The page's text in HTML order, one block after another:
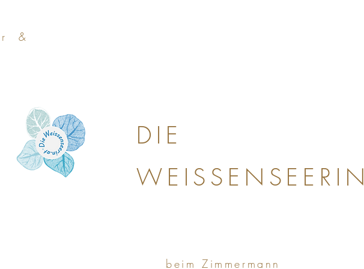
r &
beim Zimmermann
DIE
WEISSENSEERIN